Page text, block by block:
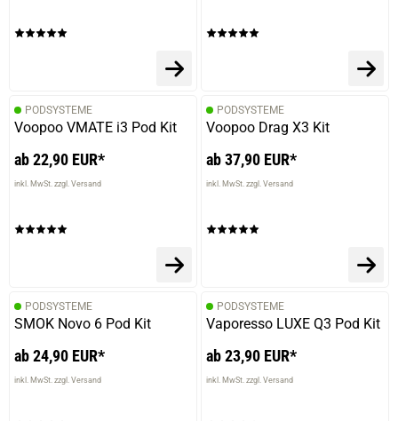
PODSYSTEME
Voopoo VMATE i3 Pod Kit
ab 22,90 EUR*
inkl. MwSt. zzgl. Versand
PODSYSTEME
Voopoo Drag X3 Kit
ab 37,90 EUR*
inkl. MwSt. zzgl. Versand
PODSYSTEME
SMOK Novo 6 Pod Kit
ab 24,90 EUR*
inkl. MwSt. zzgl. Versand
PODSYSTEME
Vaporesso LUXE Q3 Pod Kit
ab 23,90 EUR*
inkl. MwSt. zzgl. Versand